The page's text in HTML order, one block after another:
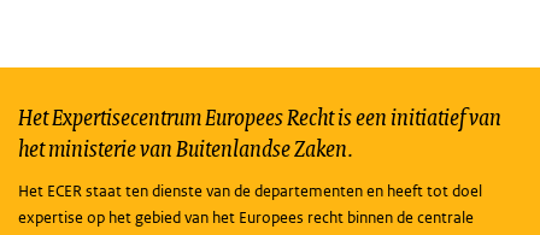
Het Expertisecentrum Europees Recht is een initiatief van
het ministerie van Buitenlandse Zaken.
Het ECER staat ten dienste van de departementen en heeft tot doel
expertise op het gebied van het Europees recht binnen de centrale